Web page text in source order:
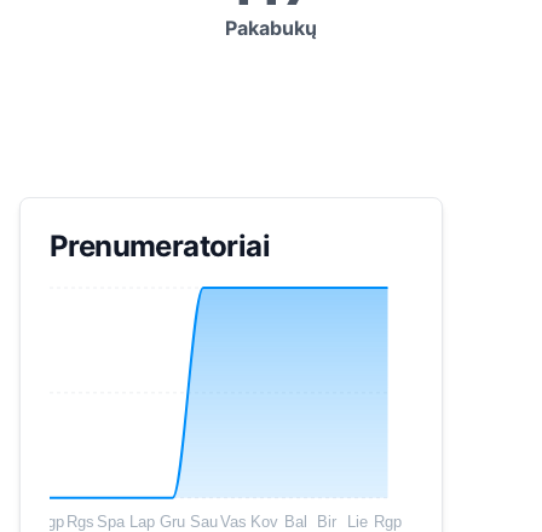
Pakabukų
Prenumeratoriai
Rgp Rgs Spa Lap Gru SauVas Kov Bal Bir Lie Rgp